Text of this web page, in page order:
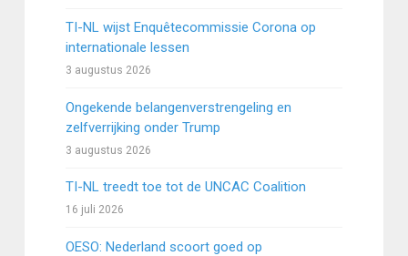
TI-NL wijst Enquêtecommissie Corona op
internationale lessen
3 augustus 2026
Ongekende belangenverstrengeling en
zelfverrijking onder Trump
3 augustus 2026
TI-NL treedt toe tot de UNCAC Coalition
16 juli 2026
OESO: Nederland scoort goed op